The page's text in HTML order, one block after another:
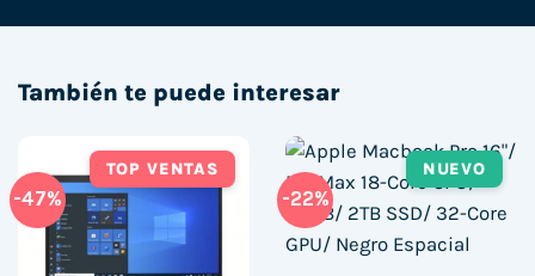
También te puede interesar
-47%
TOP VENTAS
-22%
NUEVO